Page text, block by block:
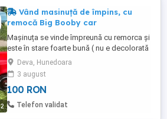
2
Vând masinuță de împins, cu
remocă Big Booby car
Mașinuța se vinde împreună cu remorca și
este în stare foarte bună ( nu e decolorată
, julita , etc ) Ideală pentru copii de 2-4 ani !
Deva, Hunedoara
3 august
100 RON
Telefon validat